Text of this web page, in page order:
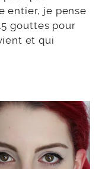
entier, je pense
gouttes pour
et qui